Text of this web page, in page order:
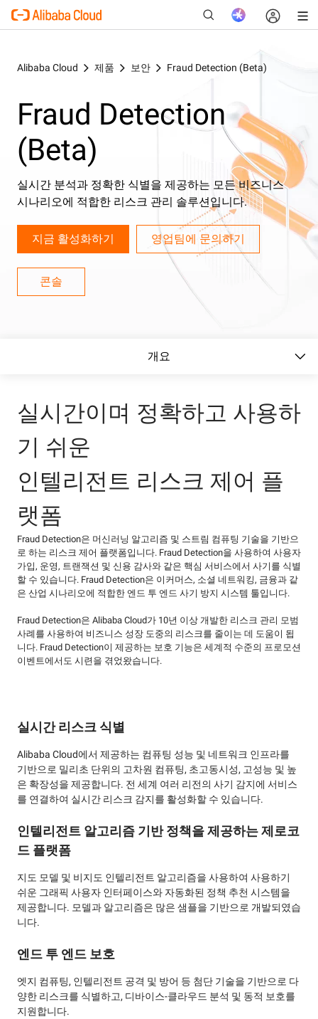
Alibaba Cloud 제품 보안 Fraud Detection (Beta)
Fraud Detection
(Beta)
실시간 분석과 정확한 식별을 제공하는 모든 비즈니스
시나리오에 적합한 리스크 관리 솔루션입니다.
지금 활성화하기 영업팀에 문의하기
콘솔
개요
실시간이며 정확하고 사용하
기 쉬운
인텔리전트 리스크 제어 플
랫폼
Fraud Detection은 머신러닝 알고리즘 및 스트림 컴퓨팅 기술을 기반으
로 하는 리스크 제어 플랫폼입니다. Fraud Detection을 사용하여 사용자
가입, 운영, 트랜잭션 및 신용 감사와 같은 핵심 서비스에서 사기를 식별
할 수 있습니다. Fraud Detection은 이커머스, 소셜 네트워킹, 금융과 같
은 산업 시나리오에 적합한 엔드 투 엔드 사기 방지 시스템 툴입니다.
Fraud Detection은 Alibaba Cloud가 10년 이상 개발한 리스크 관리 모범
사례를 사용하여 비즈니스 성장 도중의 리스크를 줄이는 데 도움이 됩
니다. Fraud Detection이 제공하는 보호 기능은 세계적 수준의 프로모션
이벤트에서도 시련을 겪었왔습니다.
실시간 리스크 식별
Alibaba Cloud에서 제공하는 컴퓨팅 성능 및 네트워크 인프라를
기반으로 밀리초 단위의 고차원 컴퓨팅, 초고동시성, 고성능 및 높
은 확장성을 제공합니다. 전 세계 여러 리전의 사기 감지에 서비스
를 연결하여 실시간 리스크 감지를 활성화할 수 있습니다.
인텔리전트 알고리즘 기반 정책을 제공하는 제로코
드 플랫폼
지도 모델 및 비지도 인텔리전트 알고리즘을 사용하여 사용하기
쉬운 그래픽 사용자 인터페이스와 자동화된 정책 추천 시스템을
제공합니다. 모델과 알고리즘은 많은 샘플을 기반으로 개발되였습
니다.
엔드 투 엔드 보호
엣지 컴퓨팅, 인텔리전트 공격 및 방어 등 첨단 기술을 기반으로 다
양한 리스크를 식별하고, 디바이스-클라우드 분석 및 동적 보호를
지원합니다.